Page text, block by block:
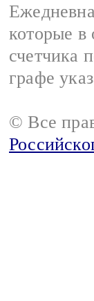
которые
счетчика
графе
© Все